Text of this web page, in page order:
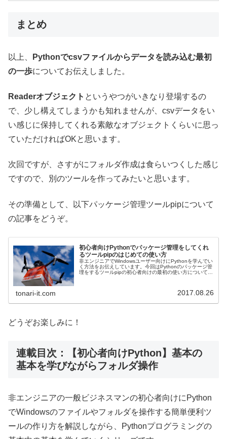
まとめ
以上、
Pythonでcsvファイルからデータを読み込む最初
の一歩についてお伝えしました。
Readerオブジェクト というやつがいきなり登場するの
で、少し構えてしまうかも知れませんが、csvデータをい
い感じに保持してくれる素敵なオブジェクトくらいに思っ
ていただければOKと思います。
次回ですが、さすがにフォルダ作成は食らいつくした感じ
ですので、別のツールを作ってみたいと思います。
その準備として、以下パッケージ管理ツールpipについて
の記事をどうぞ。
初心者向けPythonでパッケージ管理をしてくれ
るツールpipのはじめての使い方
非エンジニアでWindowsユーザー向けにPythonを学んでい
く方法をお伝えしています。今回はPythonのパッケージ管
理をするツールpipの初心者向けの最初の使い方についてお
tonari-it.com 2017.08.26
どうぞお楽しみに！
連載目次：【初心者向けPython】基本の
基本を学びながらフォルダ操作
非エンジニアの一般ビジネスマンの初心者向けにPython
でWindowsのファイルやフォルダを操作する簡単便利ツ
ールの作り方を解説しながら、Pythonプログラミングの